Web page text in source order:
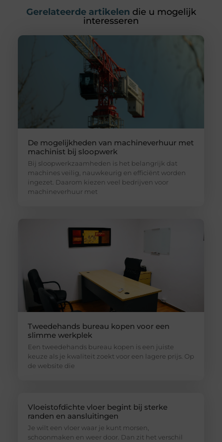
Gerelateerde artikelen die u mogelijk
interesseren
De mogelijkheden van machineverhuur met
machinist bij sloopwerk
Bij sloopwerkzaamheden is het belangrijk dat
machines veilig, nauwkeurig en efficiënt worden
ingezet. Daarom kiezen veel bedrijven voor
machineverhuur met
Tweedehands bureau kopen voor een
slimme werkplek
Een tweedehands bureau kopen is een juiste
keuze als je kwaliteit zoekt voor een lagere prijs. Op
de website die
Vloeistofdichte vloer begint bij sterke
randen en aansluitingen
Je wilt een vloer waar je kunt morsen,
schoonmaken en weer door. Dan zit het verschil